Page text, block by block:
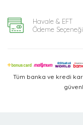
Havale & EFT
Ödeme Seçeneği
Tüm banka ve kredi